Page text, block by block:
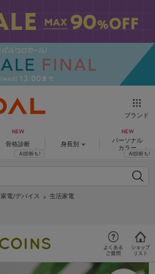
ブランド
骨格診断 身長別
パーソナル
カラー
家電/デバイス
生活家電